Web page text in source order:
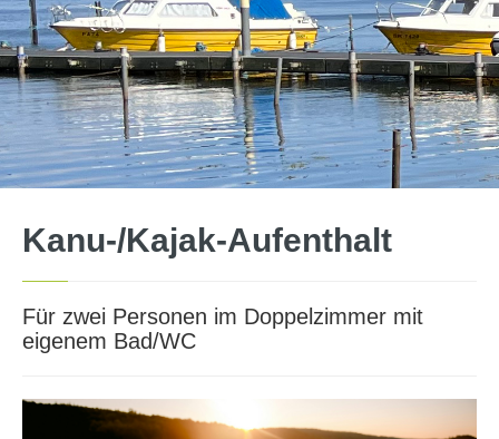
Kanu-/Kajak-Aufenthalt
Für zwei Personen im Doppelzimmer mit
eigenem Bad/WC